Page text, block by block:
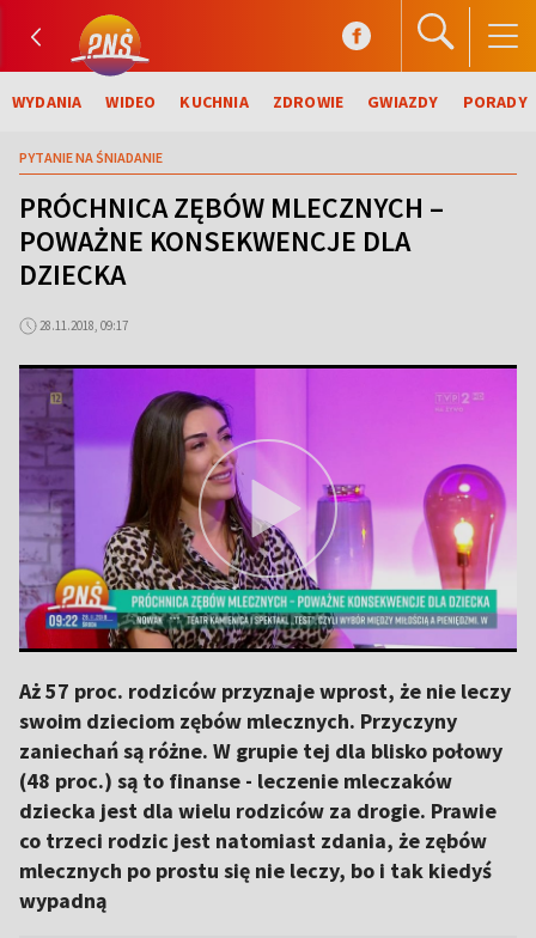
WYDANIA WIDEO KUCHNIA ZDROWIE GWIAZDY PORADY
PYTANIE NA ŚNIADANIE
PRÓCHNICA ZĘBÓW MLECZNYCH –
POWAŻNE KONSEKWENCJE DLA
DZIECKA
28.11.2018, 09:17
Aż 57 proc. rodziców przyznaje wprost, że nie leczy
swoim dzieciom zębów mlecznych. Przyczyny
zaniechań są różne. W grupie tej dla blisko połowy
(48 proc.) są to finanse - leczenie mleczaków
dziecka jest dla wielu rodziców za drogie. Prawie
co trzeci rodzic jest natomiast zdania, że zębów
mlecznych po prostu się nie leczy, bo i tak kiedyś
wypadną